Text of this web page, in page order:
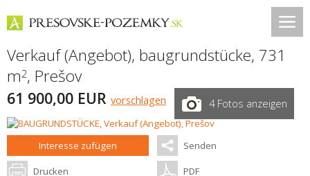
Verkauf (Angebot), baugrundstücke, 731
m2, Prešov
61 900,00 EUR vorschlagen 4 Fotos anzeigen
Interesse zufügen Senden
Drucken PDF